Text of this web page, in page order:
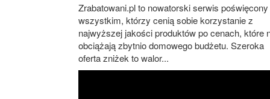
Zrabatowani.pl to nowatorski serwis poświęcony
wszystkim, którzy cenią sobie korzystanie z
najwyższej jakości produktów po cenach, które
obciążają zbytnio domowego budżetu. Szeroka
oferta zniżek to walor...